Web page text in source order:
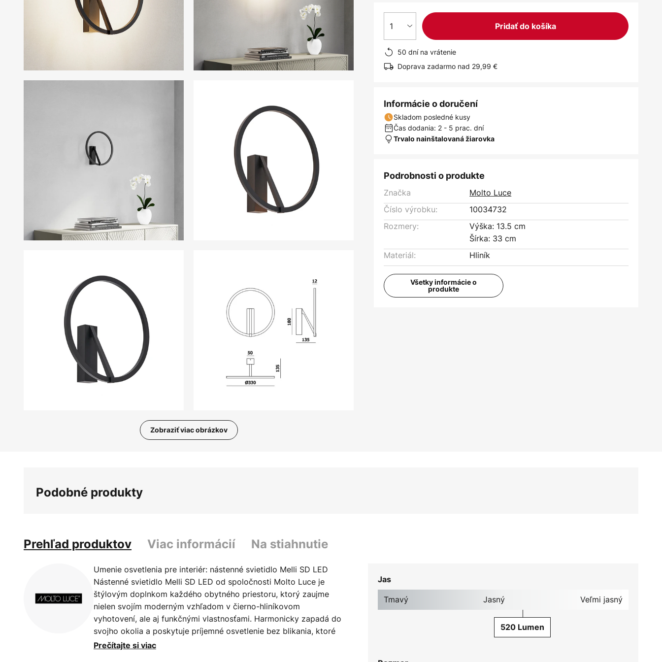
Zobraziť viac obrázkov
obrázkov
1 Pridať do košíka
50 dní na vrátenie
Doprava zadarmo nad 29,99 €
Informácie o doručení
Skladom posledné kusy
Čas dodania: 2 - 5 prac. dní
Trvalo nainštalovaná žiarovka
Podrobnosti o produkte
Značka
Molto Luce
Číslo výrobku:
10034732
Rozmery:
Výška: 13.5 cm
Šírka: 33 cm
Materiál:
Hliník
Všetky informácie o
produkte
Podobné produkty
Prehľad produktov Viac informácií Na stiahnutie
Umenie osvetlenia pre interiér: nástenné svietidlo Melli SD LED
Nástenné svietidlo Melli SD LED od spoločnosti Molto Luce je
štýlovým doplnkom každého obytného priestoru, ktorý zaujme
nielen svojím moderným vzhľadom v čierno-hliníkovom
vyhotovení, ale aj funkčnými vlastnosťami. Harmonicky zapadá do
svojho okolia a poskytuje príjemné osvetlenie bez blikania, ktoré
je ideálne do obývačky, jedálne alebo chodby. Integrovaný LED
Prečítajte si viac
Jas
Tmavý Jasný Veľmi jasný
520 Lumen